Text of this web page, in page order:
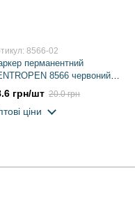
8566-02
перманентний
8566 червоний
грн/шт 20.0 грн
ціни